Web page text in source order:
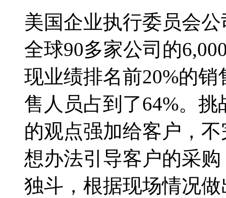
美国企业执行委员会
全球90多家公司的
现业绩排名前20%的
售人员占到了64%。
的观点强加给客户，
想办法引导客户的采
独斗，根据现场情况